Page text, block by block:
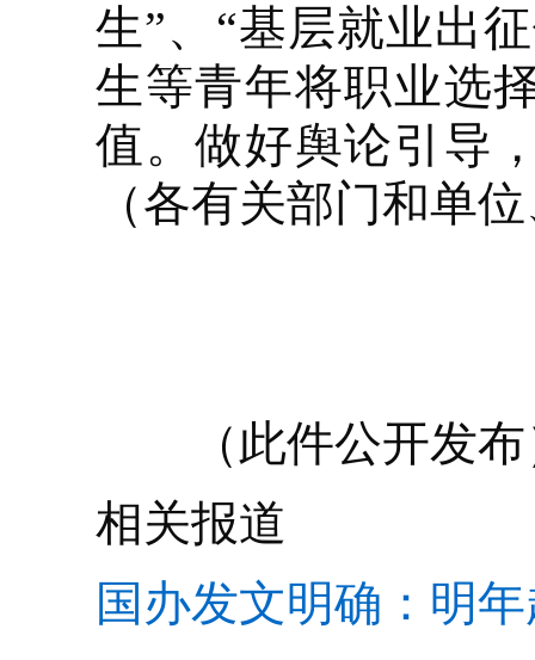
生”、“基层就业出
生等青年将职业选
值。做好舆论引导
（各有关部门和单
（此件公开发布
相关报道
国办发文明确：明